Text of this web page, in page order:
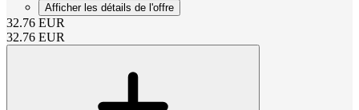
Afficher les détails de l'offre
32.76 EUR
32.76 EUR